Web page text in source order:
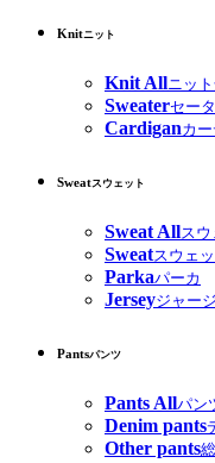
Knitニット
Knit Allニッ
Sweaterセー
Cardiganカ
Sweatスウェット
Sweat Allス
Sweatスウェ
Parkaパーカ
Jerseyジャージ
Pantsパンツ
Pants Allパン
Denim pants
Other pants